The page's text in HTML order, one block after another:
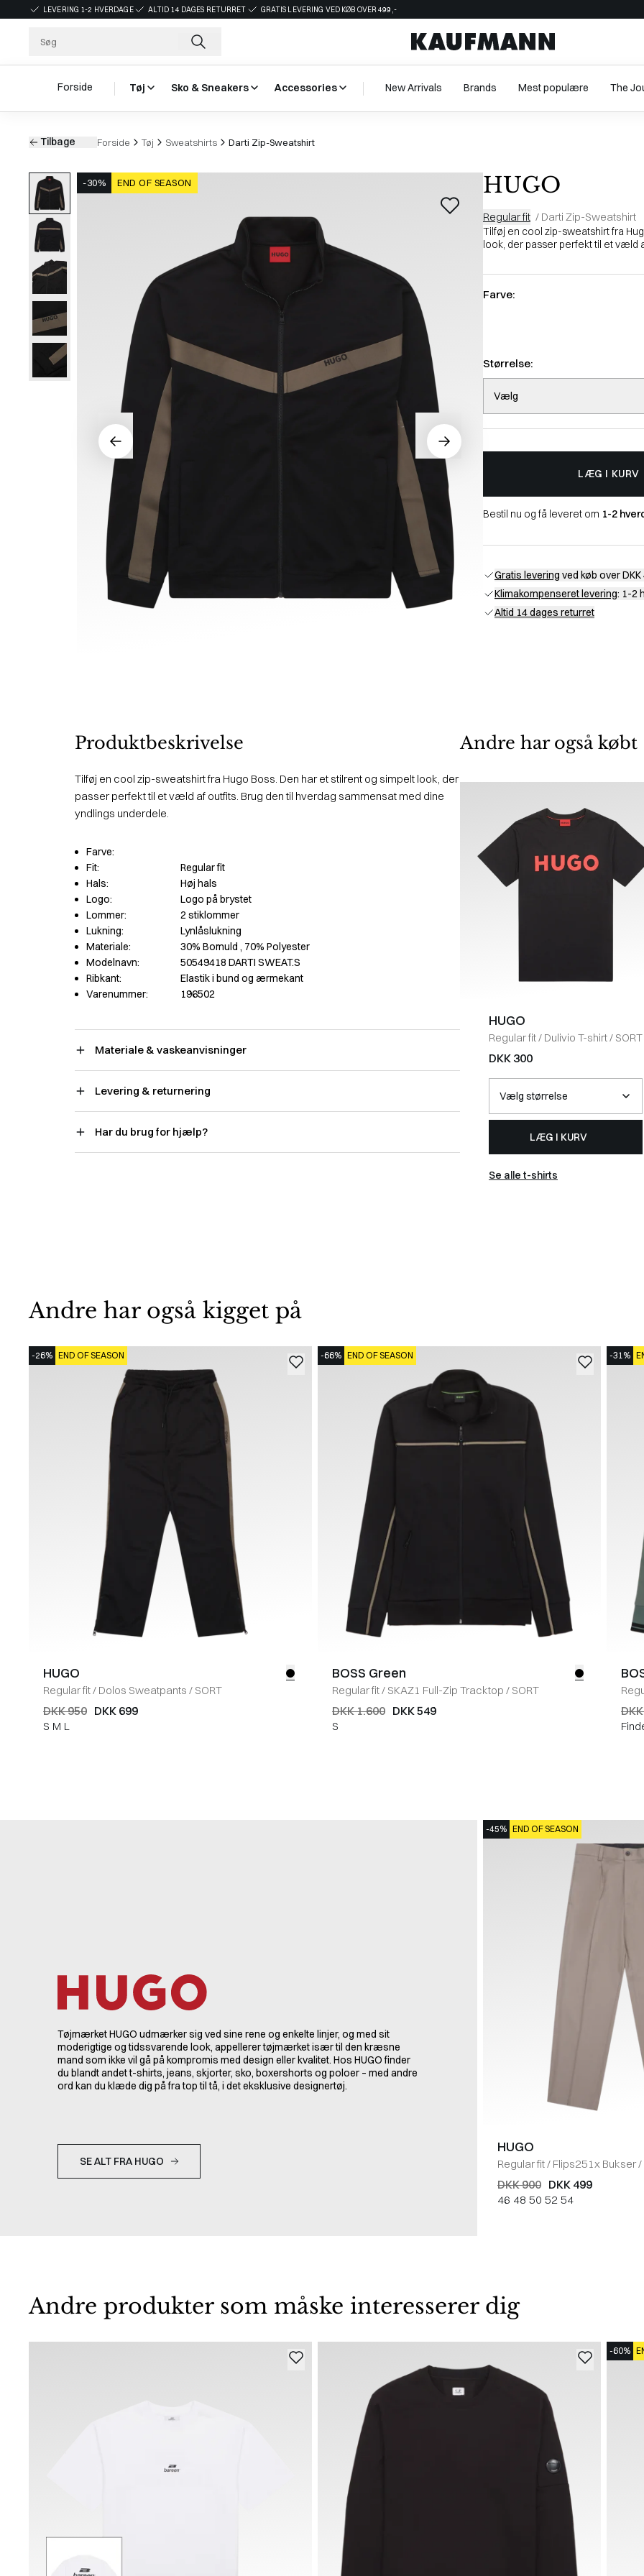
LEVERING 1-2 HVERDAGE ALTID 14 DAGES RETURRET GRATIS LEVERING VED KØB OVER 499,-
Forside Tøj Sko & Sneakers Accessories New Arrivals Brands Mest populære The
Tilbage Forside Tøj Sweatshirts Darti Zip-Sweatshirt
-30% END OF SEASON HUGO
Regular fit / Darti Zip-Sweatshirt
Tilføj en cool zip-sweatshirt fra
look, der passer perfekt til et væld
Farve:
Størrelse:
Vælg
LÆG I KURV
Bestil nu og få leveret om 1-2
Gratis levering ved køb over DKK
Klimakompenseret levering: 1-2
Altid 14 dages returret
Produktbeskrivelse
Tilføj en cool zip-sweatshirt fra Hugo Boss. Den har et stilrent og simpelt look, der
passer perfekt til et væld af outfits. Brug den til hverdag sammensat med dine
yndlings underdele.
Farve:
Fit:
Regular fit
Hals:
Høj hals
Logo:
Logo på brystet
Lommer:
2 stiklommer
Lukning:
Lynlåslukning
Materiale:
30% Bomuld , 70% Polyester
Modelnavn:
50549418 DARTI SWEAT.S
Ribkant:
Elastik i bund og ærmekant
Varenummer:
196502
Materiale & vaskeanvisninger
Levering & returnering
Har du brug for hjælp?
Andre har også købt
HUGO
Regular fit/ Dulivio T-shirt/ SORT
DKK 300
LÆG I KURV
Se alle t-shirts
Andre har også kigget på
-26% END OF SEASON
HUGO
Regular fit/ Dolos Sweatpants / SORT
DKK 950 DKK 699
S M L
-66% END OF SEASON
BOSS Green
Regular fit/ SKAZ1 Full-Zip Tracktop / SORT
DKK 1.600 DKK 549
S
-31%
Tøjmærket HUGO udmærker sig ved sine rene og enkelte linjer, og med sit
moderigtige og tidssvarende look, appellerer tøjmærket især til den kræsne
mand som ikke vil gå på kompromis med design eller kvalitet. Hos HUGO finder
du blandt andet t-shirts, jeans, skjorter, sko, boxershorts og poloer – med andre
ord kan du klæde dig på fra top til tå, i det eksklusive designertøj.
SE ALT FRA HUGO
-45% END OF SEASON
HUGO
Regular fit/ Flips251x Bukser/
DKK 900 DKK 499
46 48 50 52 54
Andre produkter som måske interesserer dig
-60%